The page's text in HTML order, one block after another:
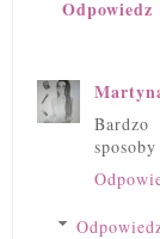
Odpowiedz